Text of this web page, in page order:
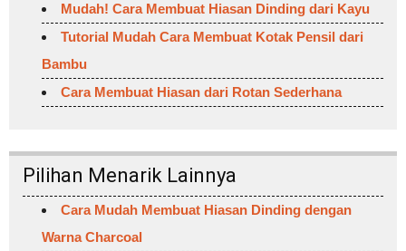
Mudah! Cara Membuat Hiasan Dinding dari Kayu
Tutorial Mudah Cara Membuat Kotak Pensil dari
Bambu
Cara Membuat Hiasan dari Rotan Sederhana
Pilihan Menarik Lainnya
Cara Mudah Membuat Hiasan Dinding dengan
Warna Charcoal